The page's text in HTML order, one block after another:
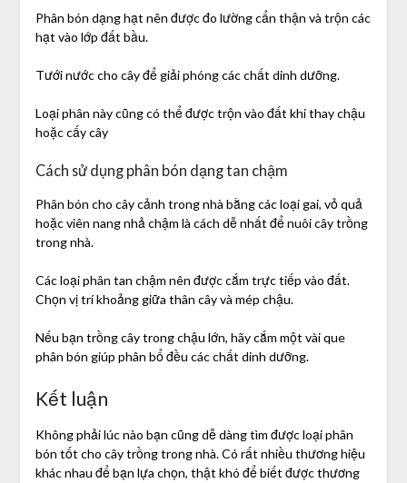
Phân bón dạng hạt nên được đo lường cẩn thận và trộn các
hạt vào lớp đất bầu.
Tưới nước cho cây để giải phóng các chất dinh dưỡng.
Loại phân này cũng có thể được trộn vào đất khi thay chậu
hoặc cấy cây
Cách sử dụng phân bón dạng tan chậm
Phân bón cho cây cảnh trong nhà bằng các loại gai, vỏ quả
hoặc viên nang nhả chậm là cách dễ nhất để nuôi cây trồng
trong nhà.
Các loại phân tan chậm nên được cắm trực tiếp vào đất.
Chọn vị trí khoảng giữa thân cây và mép chậu.
Nếu bạn trồng cây trong chậu lớn, hãy cắm một vài que
phân bón giúp phân bổ đều các chất dinh dưỡng.
Kết luận
Không phải lúc nào bạn cũng dễ dàng tìm được loại phân
bón tốt cho cây trồng trong nhà. Có rất nhiều thương hiệu
khác nhau để bạn lựa chọn, thật khó để biết được thương